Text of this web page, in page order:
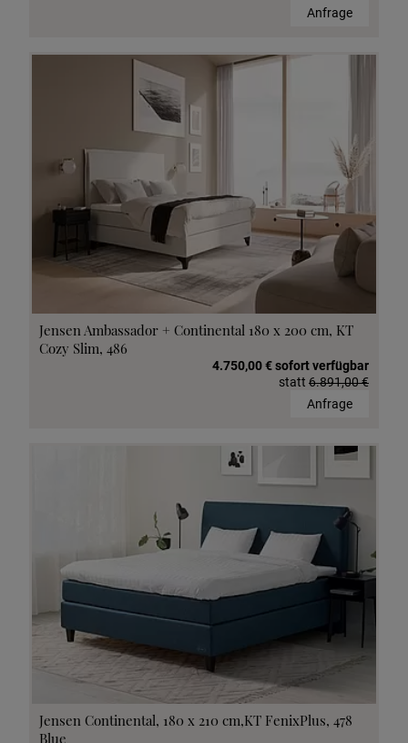
Anfrage
Jensen Ambassador + Continental 180 x 200 cm, KT
Cozy Slim, 486
4.750,00 € sofort verfügbar
statt 6.891,00 €
Anfrage
Jensen Continental, 180 x 210 cm,KT FenixPlus, 478
Blue